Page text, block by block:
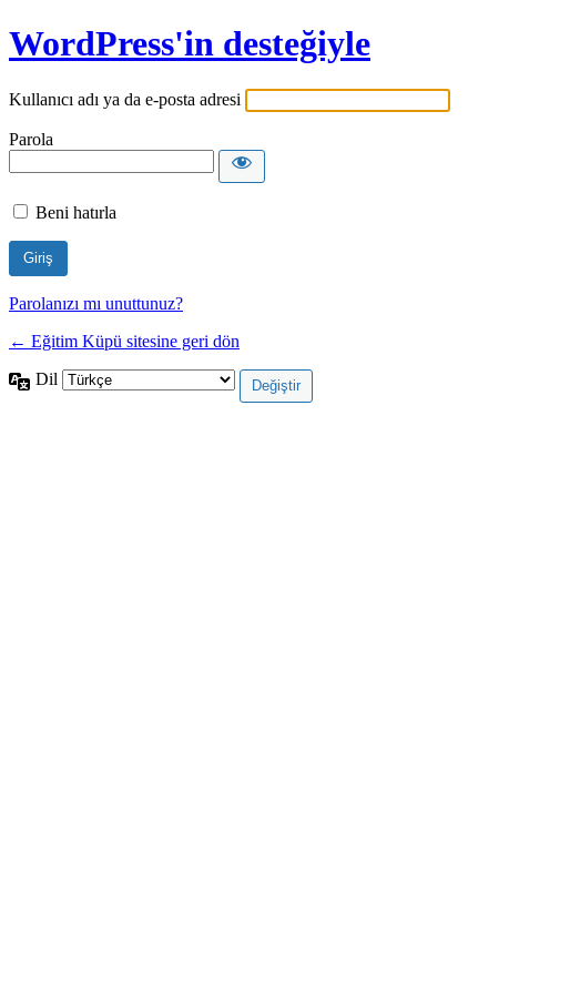
WordPress'in desteğiyle
Kullanıcı adı ya da e-posta adresi
Parola
Beni hatırla
Parolanızı mı unuttunuz?
← Eğitim Küpü sitesine geri dön
Dil